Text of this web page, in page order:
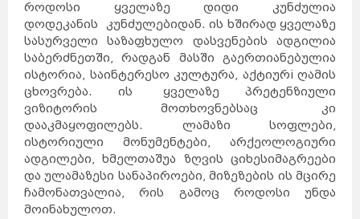
როდოსი ყველაზე დიდი კუნძულია
დოდეკანის კუნძულებიდან. ის ხშირად ყველაზე
სასურველი საზაფხულო დასვენების ადგილია
საბერძნეთში, რადგან მასში გაერთიანებულია
ისტორია, საინტერესო კულტურა, აქტიურi ღამის
ცხოვრება. ის ყველაზე პრეტენზიული
ვიზიტორის მოთხოვნებსაც კი
დააკმაყოფილებს. ლამაზი სოფლები,
ისტორიული მონუმენტები, არქეოლოგიური
ადგილები, ხმელთაშუა ზღვის ციხესიმაგრეები
და ულამაზესი სანაპიროები, მიზეზების ის მცირე
ჩამონათვალია, რის გამოც როდოსი უნდა
მოინახულოთ.